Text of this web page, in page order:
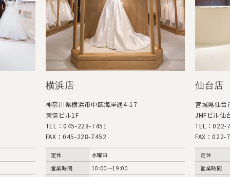
横浜店
神奈川県横浜市中区海岸通4-17
東信ビル1F
TEL：045-228-7451
FAX：045-228-7452
定休
水曜日
営業時間
10:00〜19:00
仙台店
宮城県仙
JMFビル仙
TEL：022-
FAX：022-
定休
営業時間